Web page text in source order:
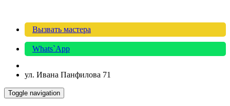
Вызвать мастера
Whats`App
ул. Ивана Панфилова 71
Toggle navigation